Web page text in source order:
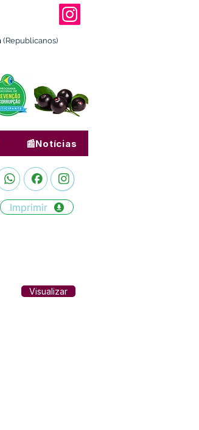
(Republicanos)
📰Notícias
Imprimir
Visualizar